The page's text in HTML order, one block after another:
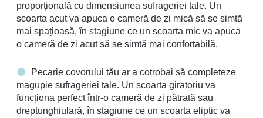
proporțională cu dimensiunea sufrageriei tale. Un
scoarta acut va apuca o cameră de zi mică să se simtă
mai spațioasă, în stagiune ce un scoarta mic va apuca
o cameră de zi acut să se simtă mai confortabilă.
Pecarie covorului tău ar a cotrobai să completeze
magupie sufrageriei tale. Un scoarta giratoriu va
funcționa perfect într-o cameră de zi pătrată sau
dreptunghiulară, în stagiune ce un scoarta eliptic va